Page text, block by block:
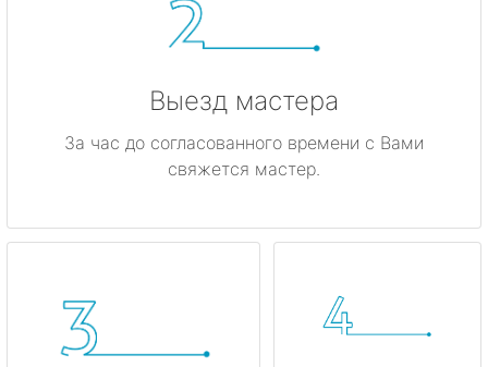
Выезд мастера
За час до согласованного времени с Вами
свяжется мастер.